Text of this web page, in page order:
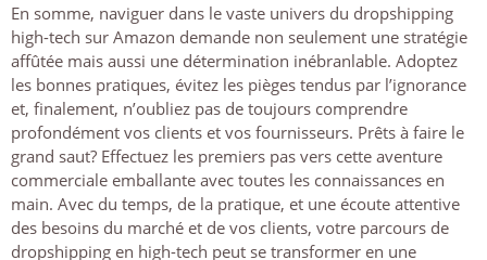
En somme, naviguer dans le vaste univers du dropshipping
high-tech sur Amazon demande non seulement une stratégie
affûtée mais aussi une détermination inébranlable. Adoptez
les bonnes pratiques, évitez les pièges tendus par l’ignorance
et, finalement, n’oubliez pas de toujours comprendre
profondément vos clients et vos fournisseurs. Prêts à faire le
grand saut? Effectuez les premiers pas vers cette aventure
commerciale emballante avec toutes les connaissances en
main. Avec du temps, de la pratique, et une écoute attentive
des besoins du marché et de vos clients, votre parcours de
dropshipping en high-tech peut se transformer en une